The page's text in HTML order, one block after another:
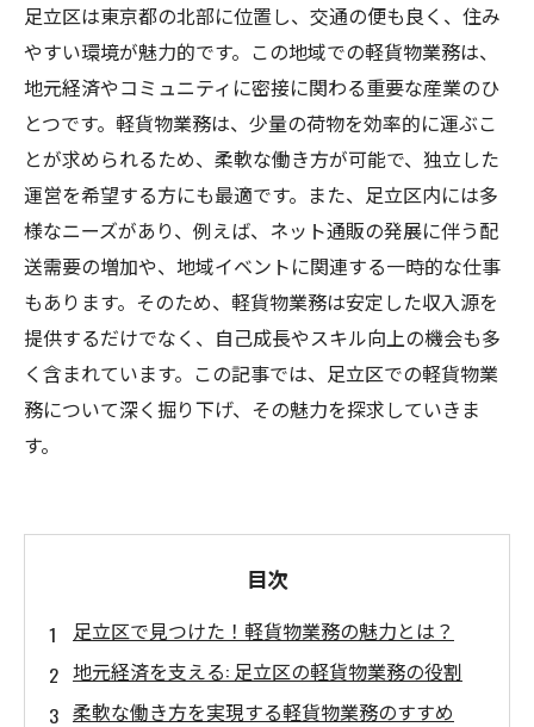
足立区は東京都の北部に位置し、交通の便も良く、住み
やすい環境が魅力的です。この地域での軽貨物業務は、
地元経済やコミュニティに密接に関わる重要な産業のひ
とつです。軽貨物業務は、少量の荷物を効率的に運ぶこ
とが求められるため、柔軟な働き方が可能で、独立した
運営を希望する方にも最適です。また、足立区内には多
様なニーズがあり、例えば、ネット通販の発展に伴う配
送需要の増加や、地域イベントに関連する一時的な仕事
もあります。そのため、軽貨物業務は安定した収入源を
提供するだけでなく、自己成長やスキル向上の機会も多
く含まれています。この記事では、足立区での軽貨物業
務について深く掘り下げ、その魅力を探求していきま
す。
目次
足立区で見つけた！軽貨物業務の魅力とは？
地元経済を支える: 足立区の軽貨物業務の役割
柔軟な働き方を実現する軽貨物業務のすすめ